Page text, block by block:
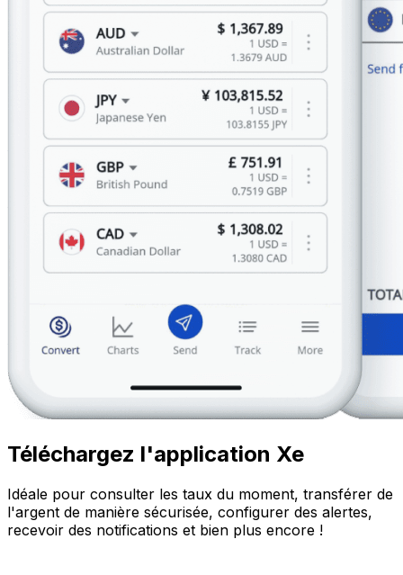
Téléchargez l'application Xe
Idéale pour consulter les taux du moment, transférer de
l'argent de manière sécurisée, configurer des alertes,
recevoir des notifications et bien plus encore !